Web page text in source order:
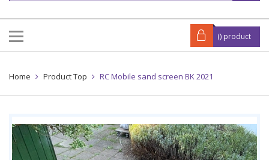
() product
Home Product Top RC Mobile sand screen BK 2021